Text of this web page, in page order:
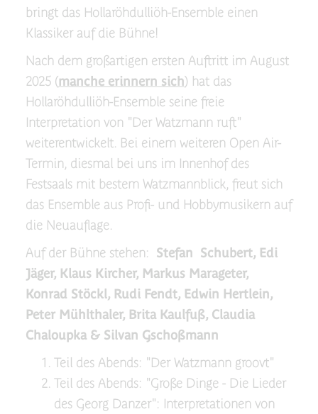
bringt das Hollaröhdulliöh-Ensemble einen
Klassiker auf die Bühne!
Nach dem großartigen ersten Auftritt im August
2025 (manche erinnern sich) hat das
Hollaröhdulliöh-Ensemble seine freie
Interpretation von "Der Watzmann ruft"
weiterentwickelt. Bei einem weiteren Open Air-
Termin, diesmal bei uns im Innenhof des
Festsaals mit bestem Watzmannblick, freut sich
das Ensemble aus Profi- und Hobbymusikern auf
die Neuauflage.
Auf der Bühne stehen: Stefan Schubert, Edi
Jäger, Klaus Kircher, Markus Marageter,
Konrad Stöckl, Rudi Fendt, Edwin Hertlein,
Peter Mühlthaler, Brita Kaulfuß, Claudia
Chaloupka & Silvan Gschoßmann
Teil des Abends: "Der Watzmann groovt"
Teil des Abends: "Große Dinge - Die Lieder
des Georg Danzer": Interpretationen von